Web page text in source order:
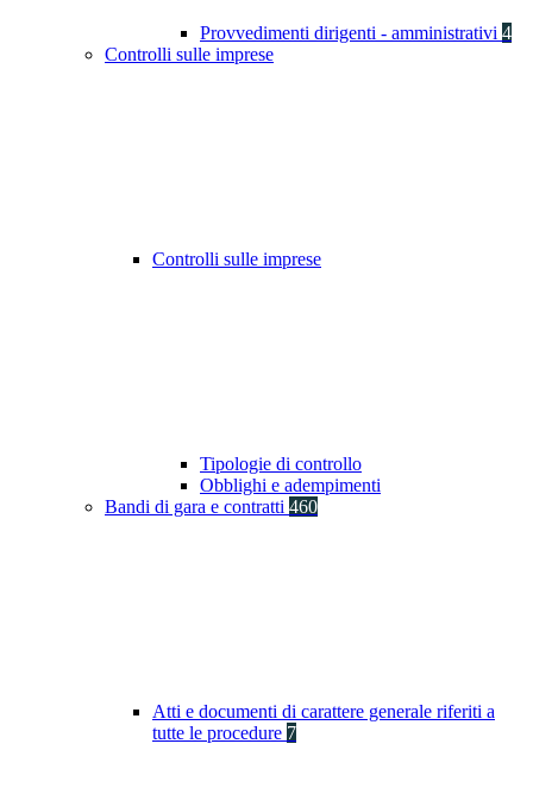
Provvedimenti dirigenti - amministrativi 4
Controlli sulle imprese
Controlli sulle imprese
Tipologie di controllo
Obblighi e adempimenti
Bandi di gara e contratti 460
Atti e documenti di carattere generale riferiti a
tutte le procedure 7